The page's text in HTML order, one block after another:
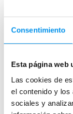
Consentimiento
Esta página web
Las cookies de
el contenido y los
sociales y
comprometido
alta calidad.
lafabricación
proyecto y el
Gracias a su
cuidado proceso
mantenerse
prestigiosos
Leer más